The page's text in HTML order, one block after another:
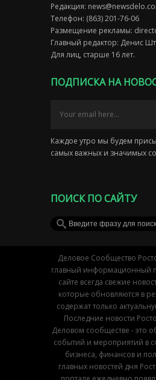
Редакция:
Телефон: (863) 201-76-06
Размещение рекламы:
Главный редактор: Денис
Для лиц, старше 16 лет.
ПОДПИСКА НА
Каждое утро мы будем
самых важных и значимых
ПОИСК ПО САЙТУ
Деловое Сообщество
главный информационный
сайте всегда свежие
которые обновляются в
содержат только
Последние новости
Деловом сообществе - это
событий и мероприятий в
бизнеса, финансов и
главных новостей дня